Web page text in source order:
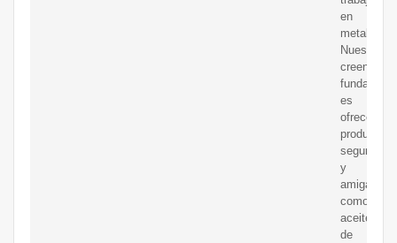
en
metal.
Nuestra
creencia
es
ofrecer
productos
seguros
y
amigables
como
aceites
de